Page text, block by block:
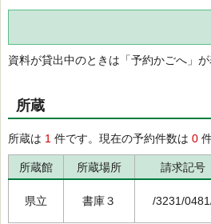
資料が貸出中のときは「予約かごへ」
所蔵
所蔵は 1 件です。現在の予約件数は 0
所蔵館 所蔵場所 請求記号
県立 書庫３ /3231/